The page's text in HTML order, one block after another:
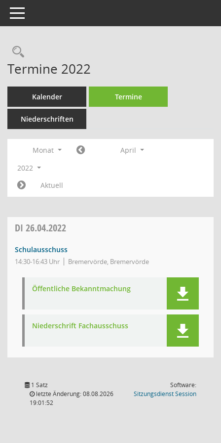
Toggle navigation
Rechercheauswahl
Termine 2022
Kalender Termine
Niederschriften
Monat
April
2022
Aktuell
DI 26.04.2022
Schulausschuss
14:30-16:43 Uhr Bremervörde, Bremervörde
Öffentliche Bekanntmachung
Niederschrift Fachausschuss
1 Satz
letzte Änderung: 08.08.2026
19:01:52
Software:
SitzungsdienstSession(Wird in